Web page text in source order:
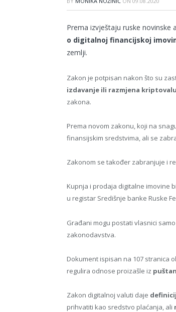
Prema izvještaju ruske novinske
o digitalnoj financijskoj
zemlji.
Zakon je potpisan nakon što su
izdavanje ili razmjena
zakona.
Prema novom zakonu, koji na
finansijskim sredstvima, ali se
Zakonom se također zabranjuje i
Kupnja i prodaja digitalne imovine
u registar Središnje banke Ruske
Građani mogu postati vlasnici
zakonodavstva.
Dokument ispisan na 107 stranica
regulira odnose proizašle iz
Zakon digitalnoj valuti daje
prihvatiti kao sredstvo plaćanja, ali